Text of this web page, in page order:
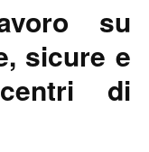
su
sicure e
di